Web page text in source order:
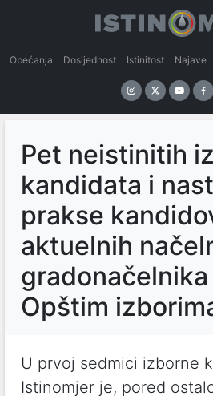
Obećanja Dosljednost Istinitost Najave
Pet neistinitih
kandidata i
prakse
aktuelnih
gradonačelnika
Opštim
U prvoj sedmici izborne
Istinomjer je, pored